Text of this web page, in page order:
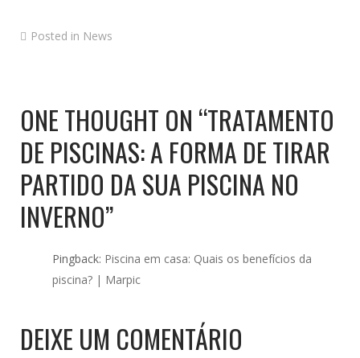
Posted in News
ONE THOUGHT ON “TRATAMENTO
DE PISCINAS: A FORMA DE TIRAR
PARTIDO DA SUA PISCINA NO
INVERNO”
Pingback: Piscina em casa: Quais os benefícios da
piscina? | Marpic
DEIXE UM COMENTÁRIO